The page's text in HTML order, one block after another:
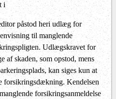
i
påstod heri udlæg for
til manglende
Udlægskravet for
af skaden, som opstod, mens
kan siges kun at
forsikringsdækning. Kendelsen
forsikringsanmeldelse